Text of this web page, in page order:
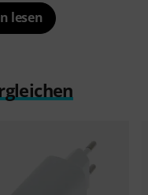
lesen